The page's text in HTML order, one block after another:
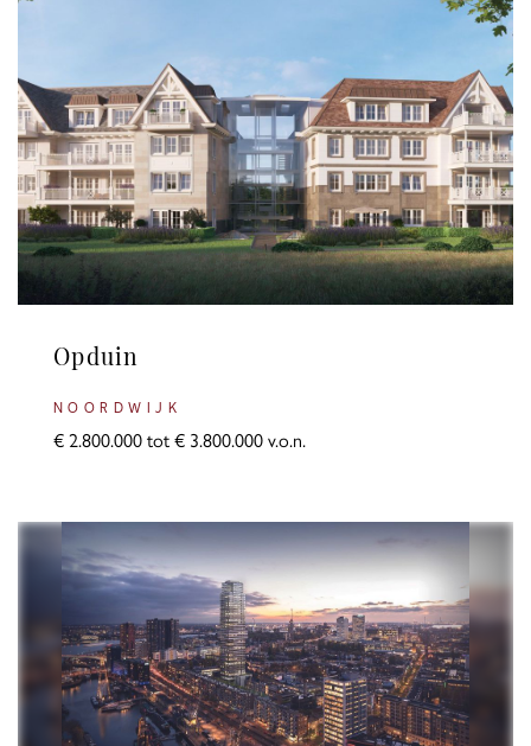
Opduin
NOORDWIJK
€ 2.800.000 tot € 3.800.000 v.o.n.